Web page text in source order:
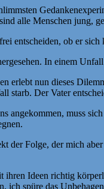
alle Menschen jung,
entscheiden, ob er
In einem
erlebt nun dieses
starb. Der Vater
angekommen, muss
der Folge, der mich
ihren Ideen richtig
ich spüre das